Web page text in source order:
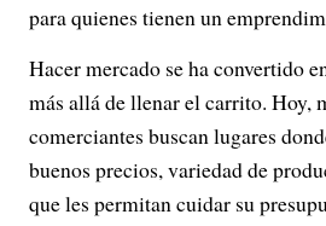
para quienes tienen un
Hacer mercado se ha convertido
más allá de llenar el carrito. Hoy,
comerciantes buscan lugares
buenos precios, variedad de
que les permitan cuidar su